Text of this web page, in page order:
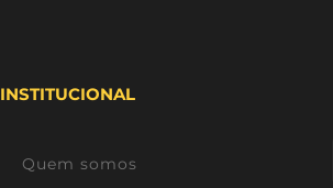
INSTITUCIONAL
Quem somos